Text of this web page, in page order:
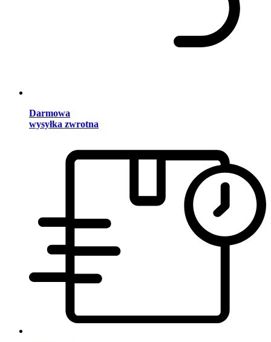
Darmowa
wysyłka zwrotna